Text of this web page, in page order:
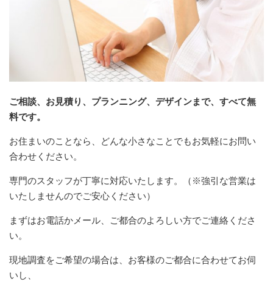
ご相談、お見積り、プランニング、デザインまで、すべて無
料です。
お住まいのことなら、どんな小さなことでもお気軽にお問い
合わせください。
専門のスタッフが丁寧に対応いたします。（※強引な営業は
いたしませんのでご安心ください）
まずはお電話かメール、ご都合のよろしい方でご連絡くださ
い。
現地調査をご希望の場合は、お客様のご都合に合わせてお伺
いし、